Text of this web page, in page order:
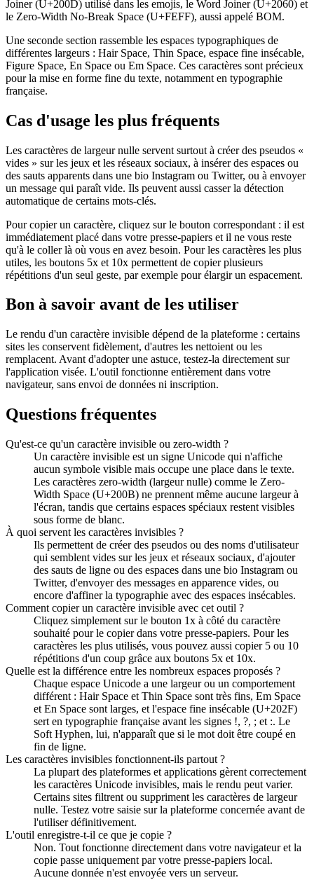
Joiner (U+200D) utilisé dans les emojis, le Word Joiner (U+2060) et
le Zero-Width No-Break Space (U+FEFF), aussi appelé BOM.
Une seconde section rassemble les espaces typographiques de
différentes largeurs : Hair Space, Thin Space, espace fine insécable,
Figure Space, En Space ou Em Space. Ces caractères sont précieux
pour la mise en forme fine du texte, notamment en typographie
française.
Cas d'usage les plus fréquents
Les caractères de largeur nulle servent surtout à créer des pseudos «
vides » sur les jeux et les réseaux sociaux, à insérer des espaces ou
des sauts apparents dans une bio Instagram ou Twitter, ou à envoyer
un message qui paraît vide. Ils peuvent aussi casser la détection
automatique de certains mots-clés.
Pour copier un caractère, cliquez sur le bouton correspondant : il est
immédiatement placé dans votre presse-papiers et il ne vous reste
qu'à le coller là où vous en avez besoin. Pour les caractères les plus
utiles, les boutons 5x et 10x permettent de copier plusieurs
répétitions d'un seul geste, par exemple pour élargir un espacement.
Bon à savoir avant de les utiliser
Le rendu d'un caractère invisible dépend de la plateforme : certains
sites les conservent fidèlement, d'autres les nettoient ou les
remplacent. Avant d'adopter une astuce, testez-la directement sur
l'application visée. L'outil fonctionne entièrement dans votre
navigateur, sans envoi de données ni inscription.
Questions fréquentes
Qu'est-ce qu'un caractère invisible ou zero-width ?
Un caractère invisible est un signe Unicode qui n'affiche
aucun symbole visible mais occupe une place dans le texte.
Les caractères zero-width (largeur nulle) comme le Zero-
Width Space (U+200B) ne prennent même aucune largeur à
l'écran, tandis que certains espaces spéciaux restent visibles
sous forme de blanc.
À quoi servent les caractères invisibles ?
Ils permettent de créer des pseudos ou des noms d'utilisateur
qui semblent vides sur les jeux et réseaux sociaux, d'ajouter
des sauts de ligne ou des espaces dans une bio Instagram ou
Twitter, d'envoyer des messages en apparence vides, ou
encore d'affiner la typographie avec des espaces insécables.
Comment copier un caractère invisible avec cet outil ?
Cliquez simplement sur le bouton 1x à côté du caractère
souhaité pour le copier dans votre presse-papiers. Pour les
caractères les plus utilisés, vous pouvez aussi copier 5 ou 10
répétitions d'un coup grâce aux boutons 5x et 10x.
Quelle est la différence entre les nombreux espaces proposés ?
Chaque espace Unicode a une largeur ou un comportement
différent : Hair Space et Thin Space sont très fins, Em Space
et En Space sont larges, et l'espace fine insécable (U+202F)
sert en typographie française avant les signes !, ?, ; et :. Le
Soft Hyphen, lui, n'apparaît que si le mot doit être coupé en
fin de ligne.
Les caractères invisibles fonctionnent-ils partout ?
La plupart des plateformes et applications gèrent correctement
les caractères Unicode invisibles, mais le rendu peut varier.
Certains sites filtrent ou suppriment les caractères de largeur
nulle. Testez votre saisie sur la plateforme concernée avant de
l'utiliser définitivement.
L'outil enregistre-t-il ce que je copie ?
Non. Tout fonctionne directement dans votre navigateur et la
copie passe uniquement par votre presse-papiers local.
Aucune donnée n'est envoyée vers un serveur.